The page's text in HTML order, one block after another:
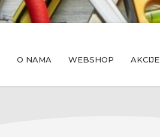
O NAMA WEBSHOP AKCIJE